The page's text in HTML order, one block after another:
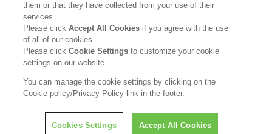
製品カタログ
個人情報保護方針
ソーシャルメディアポリシー
them or that they have collected from your use of their
services.
Please clickAccept All Cookies if you agree with the use
of all of our cookies.
Please clickCookie Settingsto customize your cookie
settings on our website.
You can manage the cookie settings by clicking on the
Cookie policy/Privacy Policy link in the footer.
Cookies Settings Accept All Cookies